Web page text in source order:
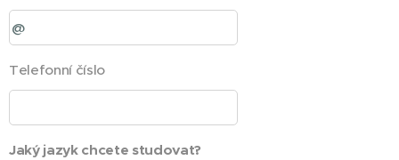
Telefonní číslo
Jaký jazyk chcete studovat?